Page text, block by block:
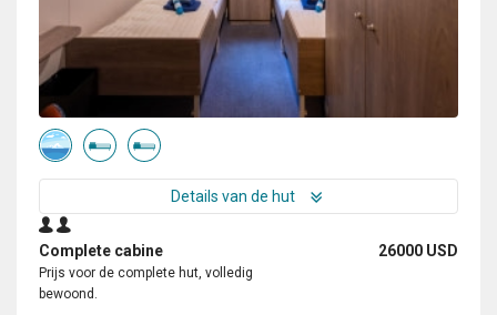
Details van de hut
Complete cabine 26000 USD
Prijs voor de complete hut, volledig
bewoond.